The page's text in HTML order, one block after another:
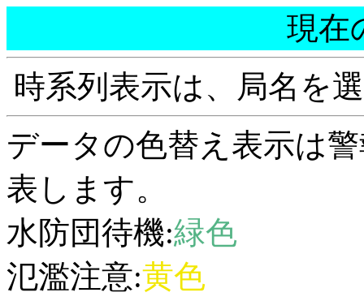
現在
時系列表示は、局名を
データの色替え表示は
表します。
水防団待機:緑色
氾濫注意:黄色